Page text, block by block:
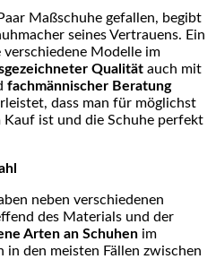
Maßschuhe gefallen, begibt
seines Vertrauens. Ein
Modelle im
Qualität auch mit
fachmännischer Beratung
dass man für möglichst
Kauf ist und die Schuhe perfekt
neben verschiedenen
des Materials und der
Arten an Schuhen im
den meisten Fällen zwischen